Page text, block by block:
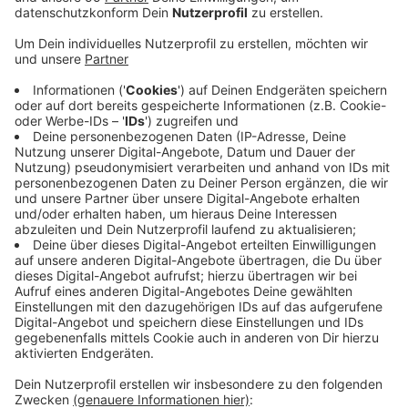
Veröffentlicht:Freitag, 20.09.2019 04:59
Anzeige
Es geht um Daten von rund 4.600 Kempener Patienten
- zum Beispiel Röntgenaufnahmen, Wirbelsäulenbilder
und Screenings. Ins Internet gelangt sind sie durch
eine ungesicherte Schnittstelle, über die die Daten
zwischen Praxis und zum Beispiel Ärzten oder
Krankenhäusern ausgetauscht werden. Ob die
verfügbaren Daten auch abgerufen wurden, sei bisher
unklar. Die Aufklärung des Falls sei noch nicht ganz
abgeschlossen, hieß es aus Düsseldorf. Unsicher ist
auch, ob die Kempener Praxis mit Konsequenzen
rechnen muss. Sie hatte sich selbst bei der